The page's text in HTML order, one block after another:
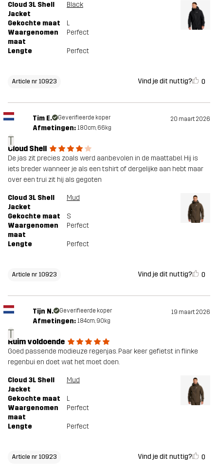
Cloud 3L Shell
Jacket
Black
Gekochte maat
L
Waargenomen
maat
Perfect
Lengte Perfect
Article nr 10923 Vind je dit nuttig? 0
T
Tim E. Geverifieerde koper 20 maart 2026
Afmetingen: 180cm, 66kg
Cloud Shell
De jas zit precies zoals werd aanbevolen in de maattabel. Hij is
iets breder wanneer je als een tshirt of dergelijke aan hebt maar
over een trui zit hij als gegoten
Cloud 3L Shell
Jacket
Mud
Gekochte maat
S
Waargenomen
maat
Perfect
Lengte Perfect
Article nr 10923 Vind je dit nuttig? 0
T
Tijn N. Geverifieerde koper 19 maart 2026
Afmetingen: 184cm, 90kg
Ruim voldoende
Goed passende modieuze regenjas. Paar keer gefietst in flinke
regenbui en doet wat het moet doen.
Cloud 3L Shell
Jacket
Mud
Gekochte maat
L
Waargenomen
maat
Perfect
Lengte Perfect
Article nr 10923 Vind je dit nuttig? 0